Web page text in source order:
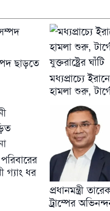
ছাড়তে
মধ্যপ্রাচ্যে
হামলা শুরু,
গ্যাং ধর
প্রধানমন্ত্রী
ট্রাম্পের